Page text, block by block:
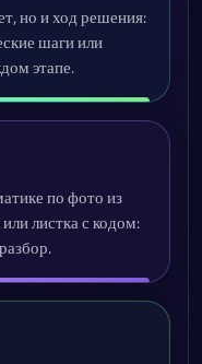
но и ход решения:
шаги или
этапе.
по фото из
листка с кодом: